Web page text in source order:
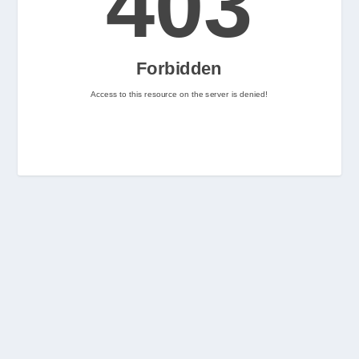
2
Nintenhype.Cat @nintenhype.cat
📅 Ja tenim aquí els
setmana? 👀